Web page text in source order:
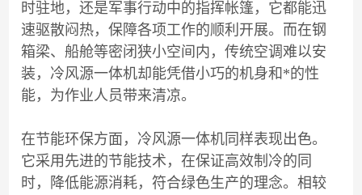
时驻地，还是军事行动中的指挥帐篷，它都能迅
速驱散闷热，保障各项工作的顺利开展。而在钢
箱梁、船舱等密闭狭小空间内，传统空调难以安
装，冷风源一体机却能凭借小巧的机身和*的性
能，为作业人员带来清凉。
在节能环保方面，冷风源一体机同样表现出色。
它采用先进的节能技术，在保证高效制冷的同
时，降低能源消耗，符合绿色生产的理念。相较